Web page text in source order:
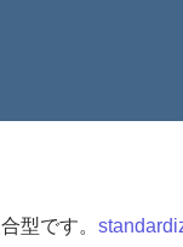
型です。